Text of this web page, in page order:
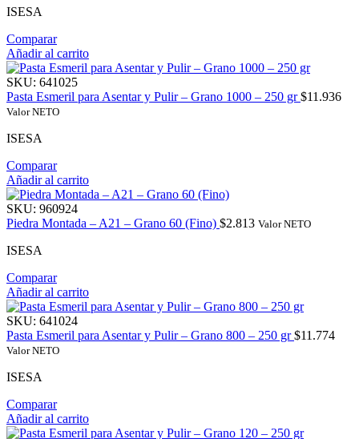
ISESA
Comparar
Añadir al carrito
SKU: 641025
Pasta Esmeril para Asentar y Pulir – Grano 1000 – 250 gr$11.936
Valor NETO
ISESA
Comparar
Añadir al carrito
SKU: 960924
Piedra Montada – A21 – Grano 60 (Fino) $2.813 Valor NETO
ISESA
Comparar
Añadir al carrito
SKU: 641024
Pasta Esmeril para Asentar y Pulir – Grano 800 – 250 gr$11.774
Valor NETO
ISESA
Comparar
Añadir al carrito